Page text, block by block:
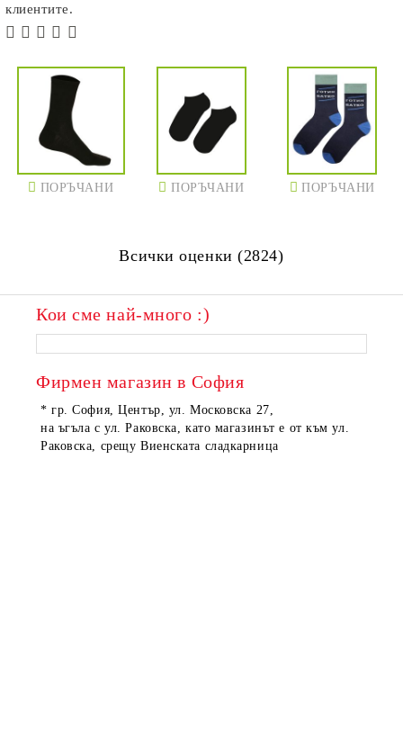
клиентите.
ПОРЪЧАНИ ПОРЪЧАНИ ПОРЪЧАНИ
ПОРЪЧАНИ
Всички оценки (2824)
Кои сме най-много :)
Фирмен магазин в София
* гр. София, Център, ул. Московска 27,
на ъгъла с ул. Раковска, като магазинът е от към ул.
Раковска, срещу Виенската сладкарница